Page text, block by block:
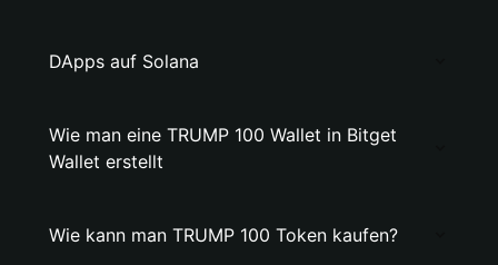
DApps auf Solana
Wie man eine TRUMP 100 Wallet in Bitget
Wallet erstellt
Wie kann man TRUMP 100 Token kaufen?